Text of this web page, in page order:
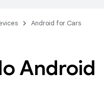
Android for Cars
Android